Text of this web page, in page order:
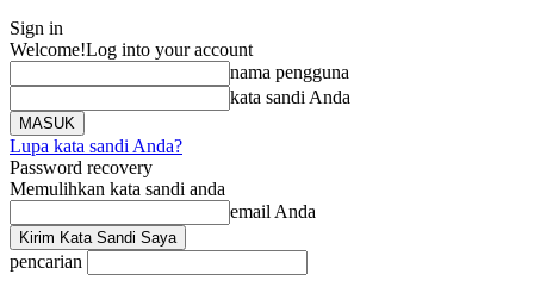
Sign in
Welcome!Log into your account
nama pengguna
kata sandi Anda
Lupa kata sandi Anda?
Password recovery
Memulihkan kata sandi anda
email Anda
pencarian